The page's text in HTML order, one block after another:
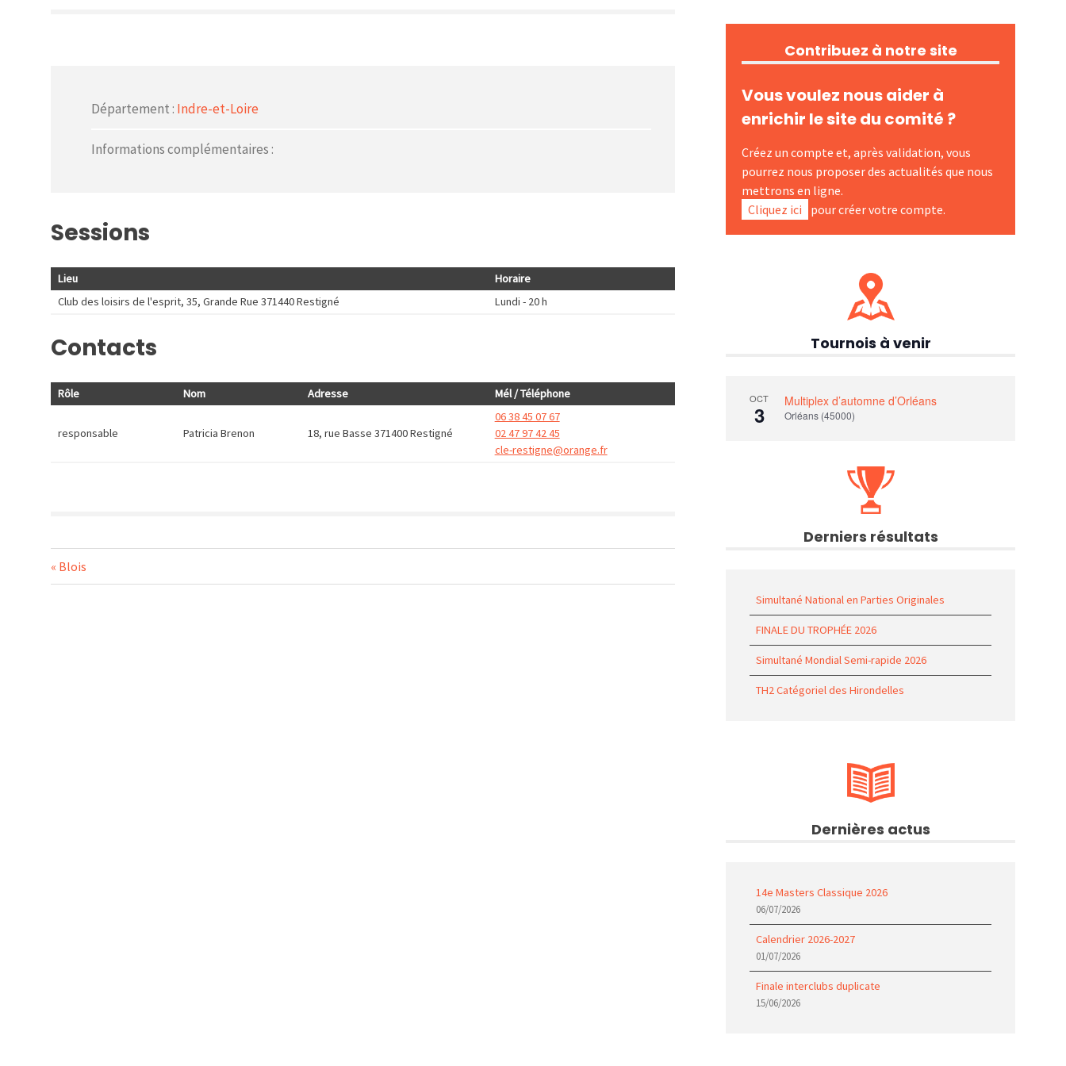
Département : Indre-et-Loire
Informations complémentaires :
Sessions
Lieu
Horaire
Club des loisirs de l'esprit, 35, Grande Rue 371440 Restigné
Lundi - 20 h
Contacts
Rôle Nom Adresse Mél / Téléphone
responsable Patricia Brenon 18, rue Basse 371400 Restigné
06 38 45 07 67
02 47 97 42 45
cle-restigne@orange.fr
Navigation
Previous
Post:
Blois
Contribuez à notre site
Vous voulez nous aider à
enrichir le site du comité ?
Créez un compte et, après validation, vous
pourrez nous proposer des actualités que nous
mettrons en ligne.
Cliquez ici
pour créer votre compte.
Tournois à venir
OCT
3
Multiplex d’automne d’Orléans
Orléans (45000)
Derniers résultats
Simultané National en Parties Originales
FINALE DU TROPHÉE 2026
Simultané Mondial Semi-rapide 2026
TH2 Catégoriel des Hirondelles
Dernières actus
14e Masters Classique 2026
06/07/2026
Calendrier 2026-2027
01/07/2026
Finale interclubs duplicate
15/06/2026